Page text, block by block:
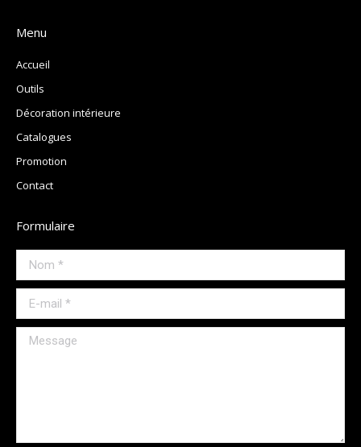
Menu
Accueil
Outils
Décoration intérieure
Catalogues
Promotion
Contact
Formulaire
Nom *
E-mail *
Message